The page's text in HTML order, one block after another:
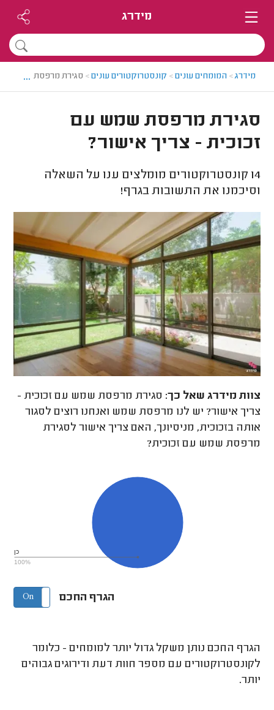
מידרג
מידרג> המומחים עונים> קונסטרוקטורים עונים> סגירת מרפסת שמש עם
...
סגירת מרפסת שמש עם
זכוכית - צריך אישור?
14 קונסטרוקטורים מומלצים ענו על השאלה
וסיכמנו את התשובות בגרף!
צוות מידרג שאל כך: סגירת מרפסת שמש עם זכוכית -
צריך אישור? יש לנו מרפסת שמש ואנחנו רוצים לסגור
אותה בזכוכית, מניסיונך, האם צריך אישור לסגירת
מרפסת שמש עם זכוכית?
כן
100%
הגרף החכם On Off
הגרף החכם נותן משקל גדול יותר למומחים - כלומר
לקונסטרוקטורים עם מספר חוות דעת ודירוגים גבוהים
יותר.